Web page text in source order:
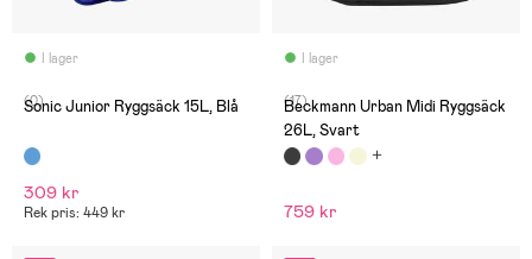
I lager
(0)
Sonic Junior Ryggsäck 15L, Blå
309 kr
Rek pris: 449 kr
I lager
(17)
Beckmann Urban Midi Ryggsäck
26L, Svart
759 kr